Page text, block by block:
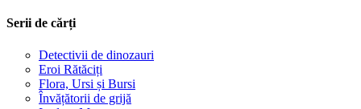
Serii de cărți
Detectivii de dinozauri
Eroi Rătăciți
Flora, Ursi și Bursi
Învățătorii de grijă